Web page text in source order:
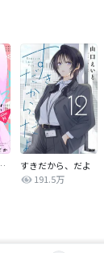
んはキミが好き
すきだから、だよ
191.5万